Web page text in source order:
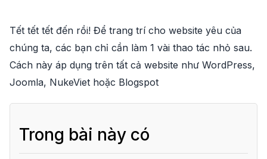
Tết tết tết đến rồi! Để trang trí cho website yêu của
chúng ta, các bạn chỉ cần làm 1 vài thao tác nhỏ sau.
Cách này áp dụng trên tất cả website như WordPress,
Joomla, NukeViet hoặc Blogspot
Trong bài này có